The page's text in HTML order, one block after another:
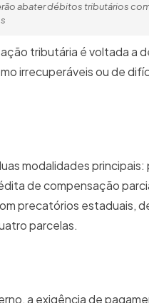
abater débitos tributários
tributária é voltada a
irrecuperáveis ou de
modalidades
de compensação
precatórios estaduais,
parcelas.
a exigência de